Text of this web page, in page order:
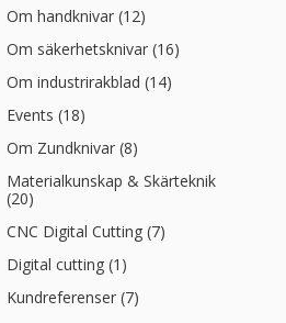
Om handknivar (12)
Om säkerhetsknivar (16)
Om industrirakblad (14)
Events (18)
Om Zundknivar (8)
Materialkunskap & Skärteknik
(20)
CNC Digital Cutting (7)
Digital cutting (1)
Kundreferenser (7)